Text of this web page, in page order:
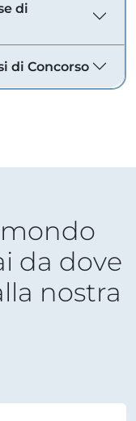
di
di Concorso
da dove
nostra